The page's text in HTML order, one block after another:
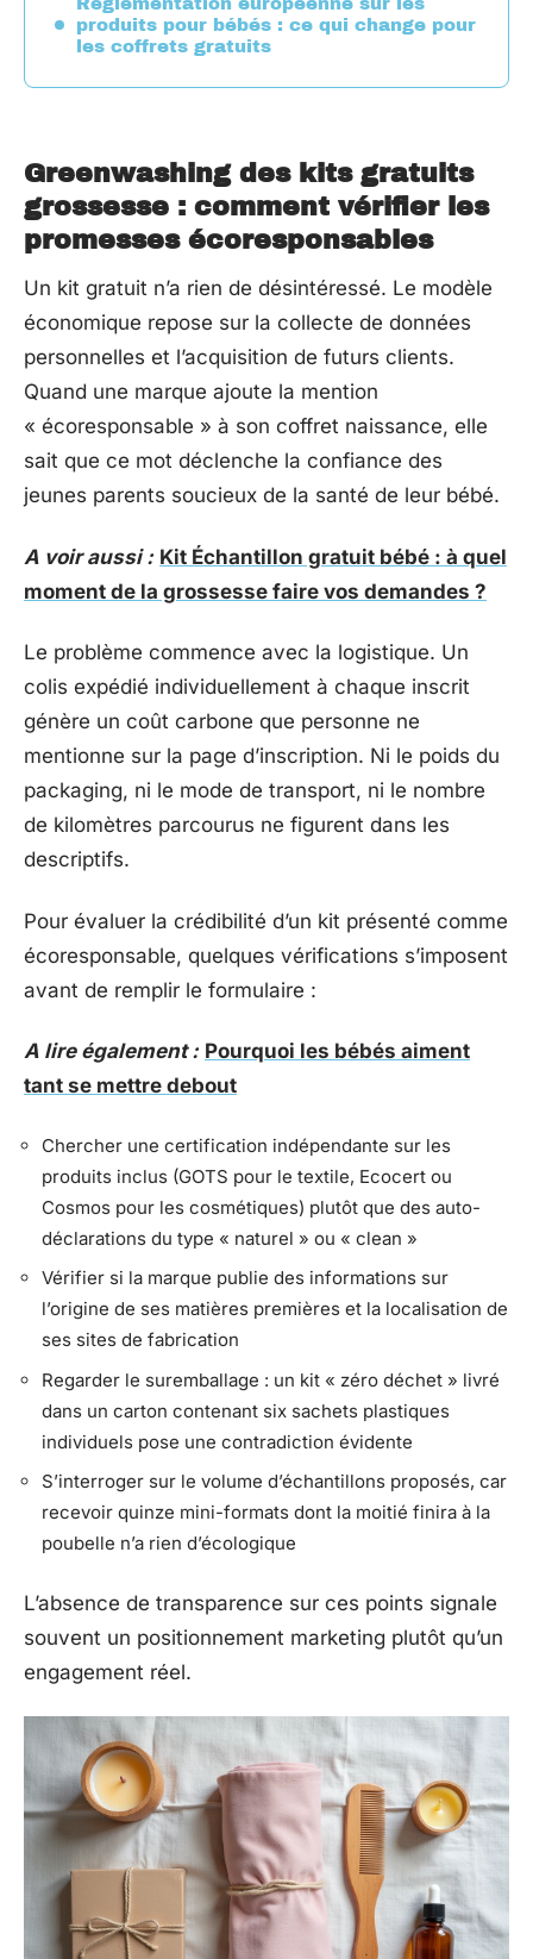
produits pour bébés : ce qui change pour
les coffrets gratuits
Greenwashing des kits gratuits
grossesse : comment vérifier les
promesses écoresponsables
Un kit gratuit n’a rien de désintéressé. Le modèle
économique repose sur la collecte de données
personnelles et l’acquisition de futurs clients.
Quand une marque ajoute la mention
« écoresponsable » à son coffret naissance, elle
sait que ce mot déclenche la confiance des
jeunes parents soucieux de la santé de leur bébé.
A voir aussi : Kit Échantillon gratuit bébé : à quel
moment de la grossesse faire vos demandes ?
Le problème commence avec la logistique. Un
colis expédié individuellement à chaque inscrit
génère un coût carbone que personne ne
mentionne sur la page d’inscription. Ni le poids du
packaging, ni le mode de transport, ni le nombre
de kilomètres parcourus ne figurent dans les
descriptifs.
Pour évaluer la crédibilité d’un kit présenté comme
écoresponsable, quelques vérifications s’imposent
avant de remplir le formulaire :
A lire également : Pourquoi les bébés aiment
tant se mettre debout
Chercher une certification indépendante sur les
produits inclus (GOTS pour le textile, Ecocert ou
Cosmos pour les cosmétiques) plutôt que des auto-
déclarations du type « naturel » ou « clean »
Vérifier si la marque publie des informations sur
l’origine de ses matières premières et la localisation de
ses sites de fabrication
Regarder le suremballage : un kit « zéro déchet » livré
dans un carton contenant six sachets plastiques
individuels pose une contradiction évidente
S’interroger sur le volume d’échantillons proposés, car
recevoir quinze mini-formats dont la moitié finira à la
poubelle n’a rien d’écologique
L’absence de transparence sur ces points signale
souvent un positionnement marketing plutôt qu’un
engagement réel.